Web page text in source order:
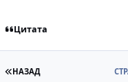
Цитата
ПЕРВАЯ СТРАНИЦА
НАЗАД